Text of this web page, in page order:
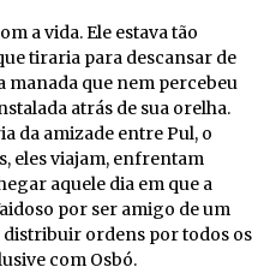
a vida. Ele estava tão
tiraria para descansar de
manada que nem percebeu
atrás de sua orelha.
da amizade entre Pul, o
eles viajam, enfrentam
aquele dia em que a
por ser amigo de um
ordens por todos os
com Osbó.